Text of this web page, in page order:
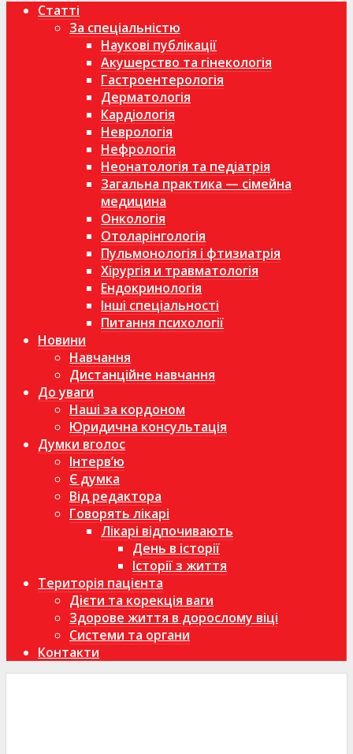
Статті
За спеціальністю
Наукові публікації
Акушерство та гінекологія
Гастроентерологія
Дерматологія
Кардіологія
Неврологія
Нефрологія
Неонатологія та педіатрія
Загальна практика — сімейна
медицина
Онкологія
Отоларінгологія
Пульмонологія і фтизиатрія
Хірургія и травматологія
Ендокринологія
Інші спеціальності
Питання психології
Новини
Навчання
Дистанційне навчання
До уваги
Наші за кордоном
Юридична консультація
Думки вголос
Інтерв’ю
Є думка
Від редактора
Говорять лікарі
Лікарі відпочивають
День в історії
Історії з життя
Територія пацієнта
Дієти та корекція ваги
Здорове життя в дорослому віці
Системи та органи
Контакти